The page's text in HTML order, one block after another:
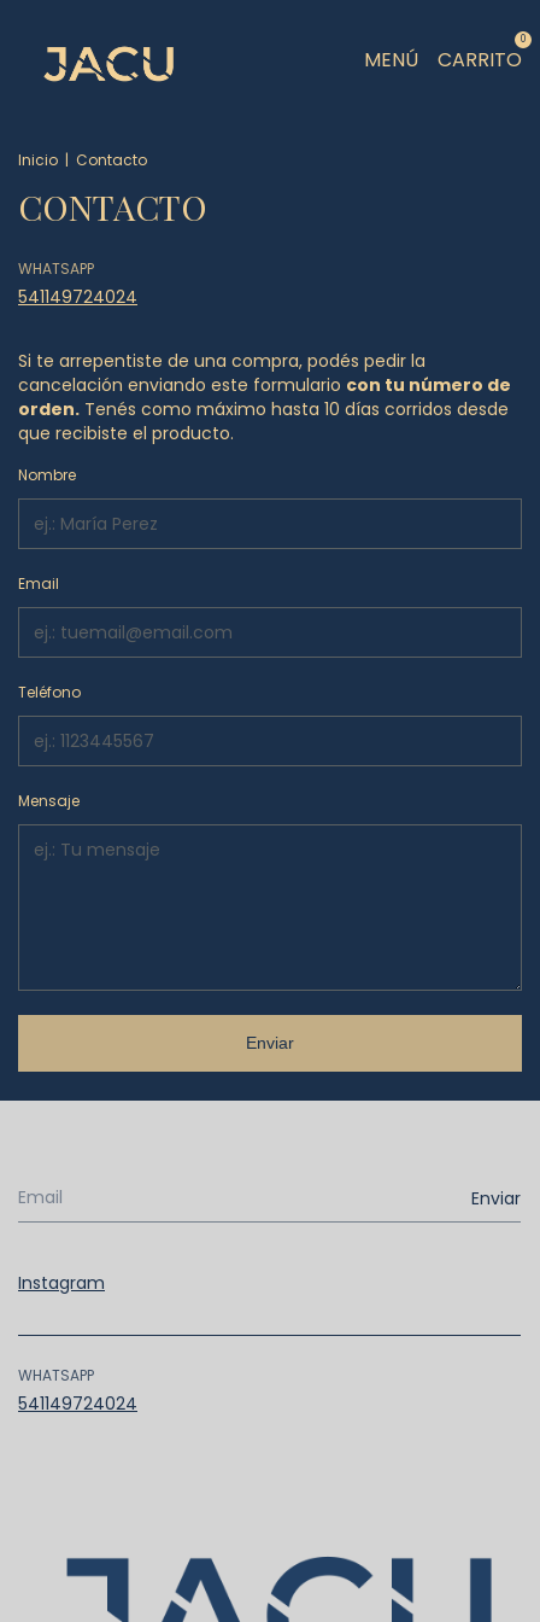
MENÚ CARRITO
0
Inicio | Contacto
CONTACTO
WHATSAPP
541149724024
Si te arrepentiste de una compra, podés pedir la
cancelación enviando este formulario con tu número de
orden. Tenés como máximo hasta 10 días corridos desde
que recibiste el producto.
Nombre
Email
Teléfono
Mensaje
Enviar
Instagram
WHATSAPP
541149724024